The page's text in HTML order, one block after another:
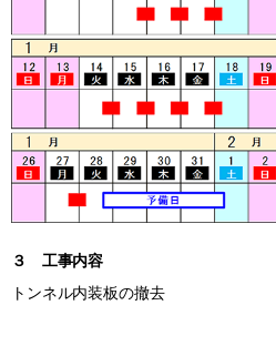
３ 工事内容
トンネル内装板の撤去